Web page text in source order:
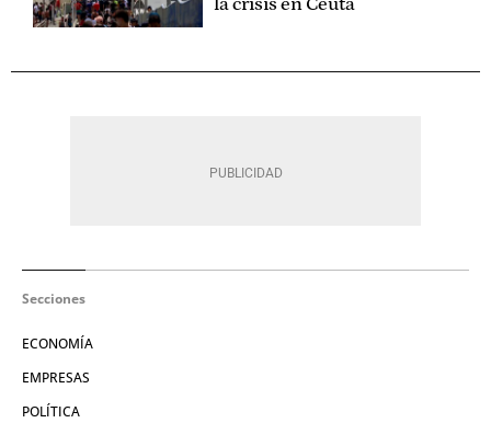
Secciones
ECONOMÍA
EMPRESAS
POLÍTICA